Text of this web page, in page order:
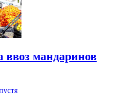
ввоз мандаринов